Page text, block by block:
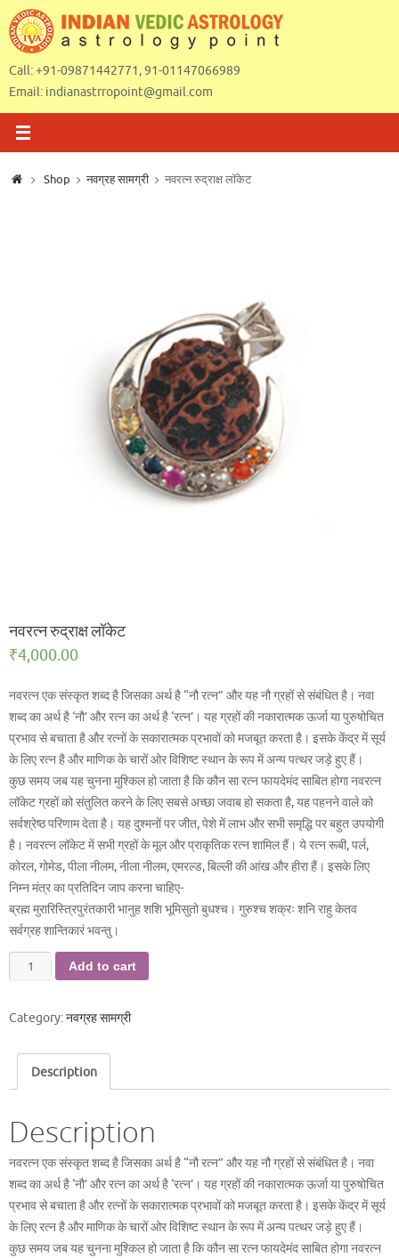
Skip
to
content
Call: +91-09871442771, 91-01147066989
Email: indianastrropoint@gmail.com
HomeShop नवग्रह सामग्री नवरत्न रुद्राक्ष लॉकेट
नवरत्न रुद्राक्ष लॉकेट
₹4,000.00
नवरत्न एक संस्कृत शब्द है जिसका अर्थ है “नौ रत्न” और यह नौ ग्रहों से संबंधित है। नवा
शब्द का अर्थ है ‘नौ’ और रत्न का अर्थ है ‘रत्न’। यह ग्रहों की नकारात्मक ऊर्जा या पुरुषोचित
प्रभाव से बचाता है और रत्नों के सकारात्मक प्रभावों को मजबूत करता है। इसके केंद्र में सूर्य
के लिए रत्न है और माणिक के चारों ओर विशिष्ट स्थान के रूप में अन्य पत्थर जड़े हुए हैं।
कुछ समय जब यह चुनना मुश्किल हो जाता है कि कौन सा रत्न फायदेमंद साबित होगा नवरत्न
लॉकेट ग्रहों को संतुलित करने के लिए सबसे अच्छा जवाब हो सकता है, यह पहनने वाले को
सर्वश्रेष्ठ परिणाम देता है। यह दुश्मनों पर जीत, पेशे में लाभ और सभी समृद्धि पर बहुत उपयोगी
है। नवरत्न लॉकेट में सभी ग्रहों के मूल और प्राकृतिक रत्न शामिल हैं। ये रत्न रूबी, पर्ल,
कोरल, गोमेड, पीला नीलम, नीला नीलम, एमरल्ड, बिल्ली की आंख और हीरा हैं। इसके लिए
निम्न मंत्र का प्रतिदिन जाप करना चाहिए-
ब्रह्म मुरारिस्त्रिपुरंतकारी भानुह शशि भूमिसुतो बुधश्च। गुरुश्च शक्रः शनि राहु केतव
सर्वग्रह शान्तिकारं भवन्तु।
नवरत्न
रुद्राक्ष
quantity
Add to cart
Category:नवग्रह सामग्री
Description
Description
नवरत्न एक संस्कृत शब्द है जिसका अर्थ है “नौ रत्न” और यह नौ ग्रहों से संबंधित है। नवा
शब्द का अर्थ है ‘नौ’ और रत्न का अर्थ है ‘रत्न’। यह ग्रहों की नकारात्मक ऊर्जा या पुरुषोचित
प्रभाव से बचाता है और रत्नों के सकारात्मक प्रभावों को मजबूत करता है। इसके केंद्र में सूर्य
के लिए रत्न है और माणिक के चारों ओर विशिष्ट स्थान के रूप में अन्य पत्थर जड़े हुए हैं।
कुछ समय जब यह चुनना मुश्किल हो जाता है कि कौन सा रत्न फायदेमंद साबित होगा नवरत्न